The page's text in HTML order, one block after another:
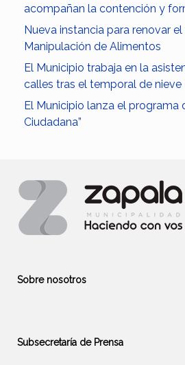
acompañan la contención y
Nueva instancia para renovar
Manipulación de Alimentos
El Municipio trabaja en la
calles tras el temporal de nieve
El Municipio lanza el programa
Ciudadana”
Sobre nosotros
Subsecretaría de Prensa